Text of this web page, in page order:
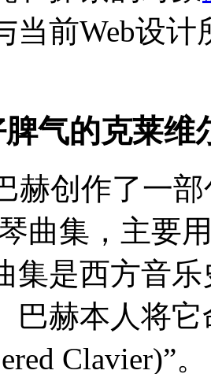
当前Web设
气的克莱维
赫创作了一
曲集，主要
集是西方音
巴赫本人将
Clavier)”。